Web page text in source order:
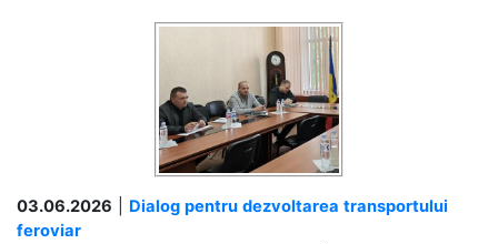
03.06.2026
Dialog pentru dezvoltarea transportului
feroviar